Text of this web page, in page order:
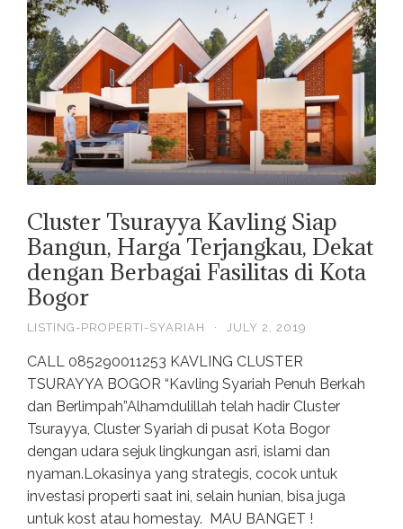
Cluster Tsurayya Kavling Siap
Bangun, Harga Terjangkau, Dekat
dengan Berbagai Fasilitas di Kota
Bogor
LISTING-PROPERTI-SYARIAH · JULY 2, 2019
CALL 085290011253 KAVLING CLUSTER
TSURAYYA BOGOR “Kavling Syariah Penuh Berkah
dan Berlimpah”Alhamdulillah telah hadir Cluster
Tsurayya, Cluster Syariah di pusat Kota Bogor
dengan udara sejuk lingkungan asri, islami dan
nyaman.Lokasinya yang strategis, cocok untuk
investasi properti saat ini, selain hunian, bisa juga
untuk kost atau homestay. MAU BANGET !